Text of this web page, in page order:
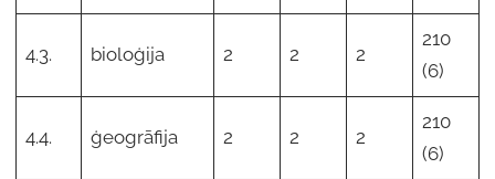
4.3. bioloģija 2 2 2
210
(6)
4.4. ģeogrāfija 2 2 2
210
(6)